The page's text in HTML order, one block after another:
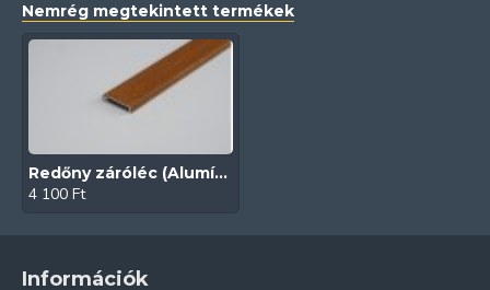
Nemrég megtekintett termékek
Redőny záróléc (Alumínium | Aranytölgy | Fóliás)
4 100 Ft
Információk